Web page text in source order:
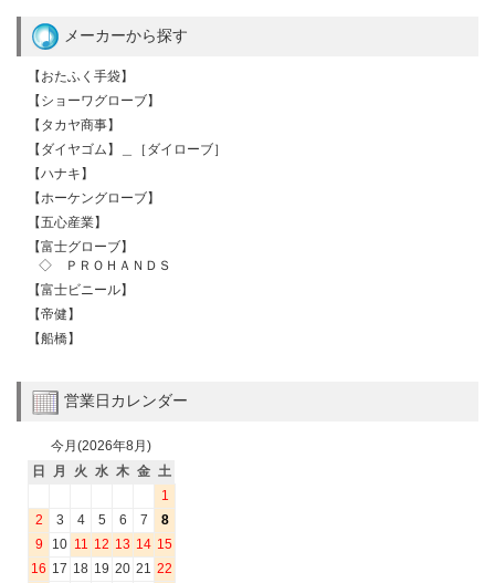
メーカーから探す
【おたふく手袋】
【ショーワグローブ】
【タカヤ商事】
【ダイヤゴム】＿［ダイローブ］
【ハナキ】
【ホーケングローブ】
【五心産業】
【富士グローブ】
◇ ＰＲＯＨＡＮＤＳ
【富士ビニール】
【帝健】
【船橋】
営業日カレンダー
今月(2026年8月)
日
月 火 水 木 金 土
1
2
3 4 5 6 7
8
9
10 11 12 13 14 15
16 17 18 19 20 21 22